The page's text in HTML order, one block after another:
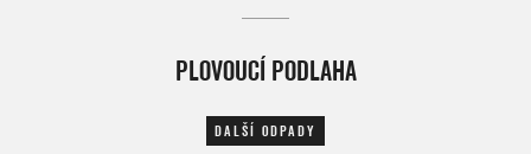
PLOVOUCÍ PODLAHA
DALŠÍ ODPADY